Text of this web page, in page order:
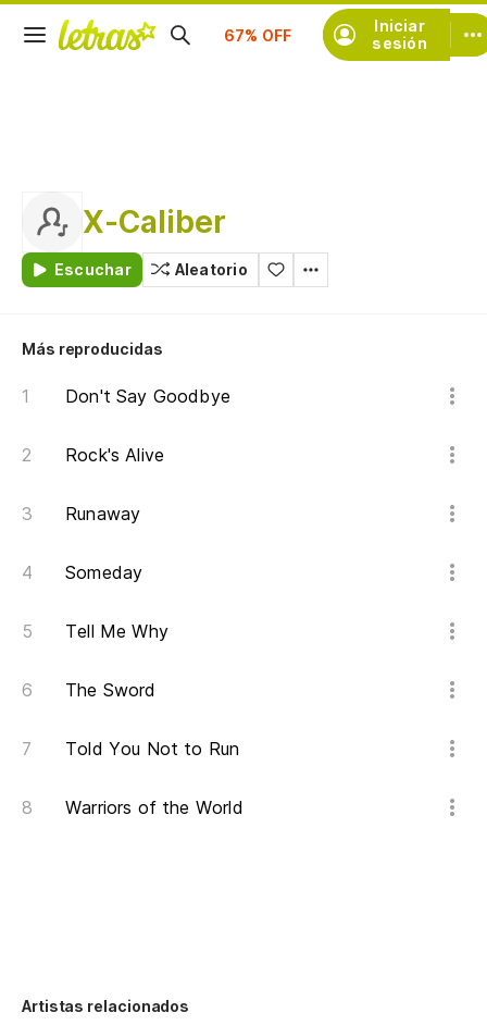
Iniciar
sesión
Suscríbete
X-Caliber
Escuchar Aleatorio
Más reproducidas
Don't Say Goodbye
Rock's Alive
Runaway
Someday
Tell Me Why
The Sword
Told You Not to Run
Warriors of the World
Artistas relacionados